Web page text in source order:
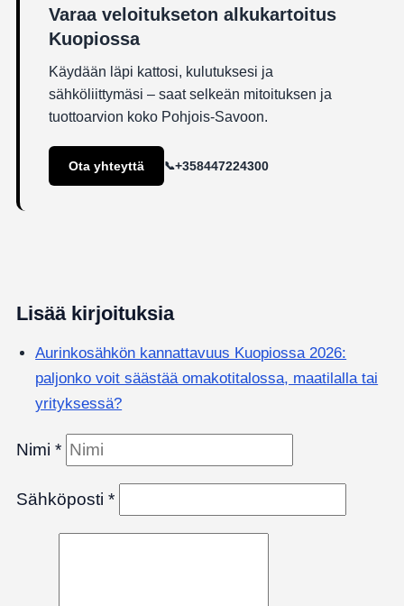
Varaa veloitukseton alkukartoitus
Kuopiossa
Käydään läpi kattosi, kulutuksesi ja
sähköliittymäsi – saat selkeän mitoituksen ja
tuottoarvion koko Pohjois-Savoon.
Ota yhteyttä +358447224300
Lisää kirjoituksia
Aurinkosähkön kannattavuus Kuopiossa 2026:
paljonko voit säästää omakotitalossa, maatilalla tai
yrityksessä?
Nimi *
Sähköposti *